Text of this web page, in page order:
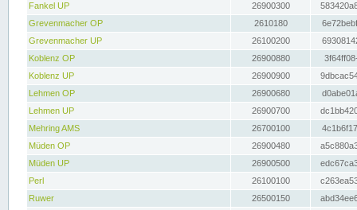
Fankel UP
26900300
Grevenmacher OP
2610180
Grevenmacher UP
26100200
Koblenz OP
26900880
Koblenz UP
26900900
Lehmen OP
26900680
Lehmen UP
26900700
Mehring AMS
26700100
Müden OP
26900480
Müden UP
26900500
Perl
26100100
Ruwer
26500150